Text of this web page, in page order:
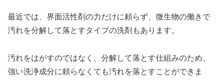
最近では、界面活性剤の力だけに頼らず、微生物の働きで
汚れを分解して落とすタイプの洗剤もあります。
汚れをはがすのではなく、分解して落とす仕組みのため、
強い洗浄成分に頼らなくても汚れを落とすことができま